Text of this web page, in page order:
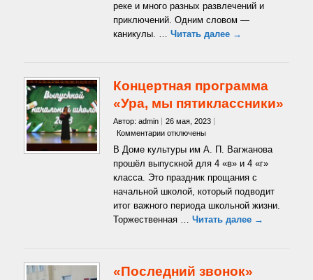
«На
территории
детства»
реке и много разных развлечений и
приключений. Одним словом —
каникулы. … Читать далее →
Концертная программа
«Ура, мы пятиклассники»
Автор: admin
26 мая, 2023
Комментариик
Концертная
программа
«Ура,
мы
пятиклассники»
отключены
В Доме культуры им А. П. Вагжанова
прошёл выпускной для 4 «в» и 4 «г»
класса. Это праздник прощания с
начальной школой, который подводит
итог важного периода школьной жизни.
Торжественная … Читать далее →
«Последний звонок»